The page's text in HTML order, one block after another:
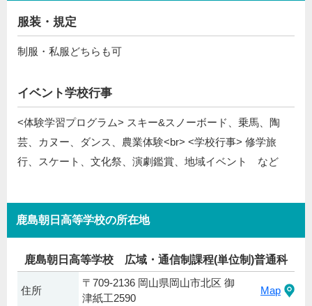
服装・規定
制服・私服どちらも可
イベント学校行事
<体験学習プログラム> スキー&スノーボード、乗馬、陶
芸、カヌー、ダンス、農業体験<br> <学校行事> 修学旅
行、スケート、文化祭、演劇鑑賞、地域イベント など
鹿島朝日高等学校の所在地
鹿島朝日高等学校 広域・通信制課程(単位制)普通科
住所
〒709-2136 岡山県岡山市北区 御
津紙工2590
Map